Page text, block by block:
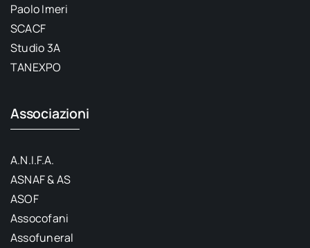
Paolo Imeri
SCACF
Studio 3A
TANEXPO
Associazioni
A.N.I.F.A.
ASNAF & AS
ASOF
Assocofani
Assofuneral